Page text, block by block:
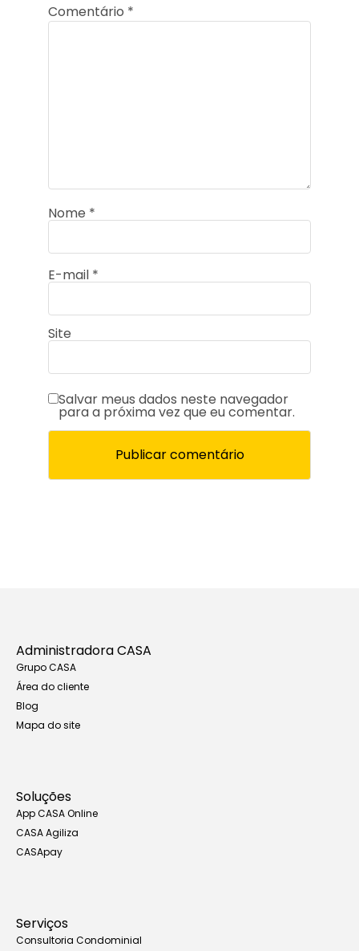
Comentário *
Nome *
E-mail *
Site
Salvar meus dados neste navegador
para a próxima vez que eu comentar.
Administradora CASA
Grupo CASA
Área do cliente
Blog
Mapa do site
Soluções
App CASA Online
CASA Agiliza
CASApay
Serviços
Consultoria Condominial